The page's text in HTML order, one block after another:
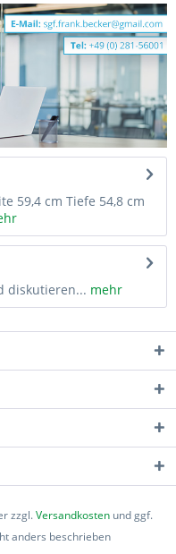
59,4 cm Tiefe 54,8 cm
diskutieren... mehr
zzgl.Versandkosten und ggf.
anders beschrieben